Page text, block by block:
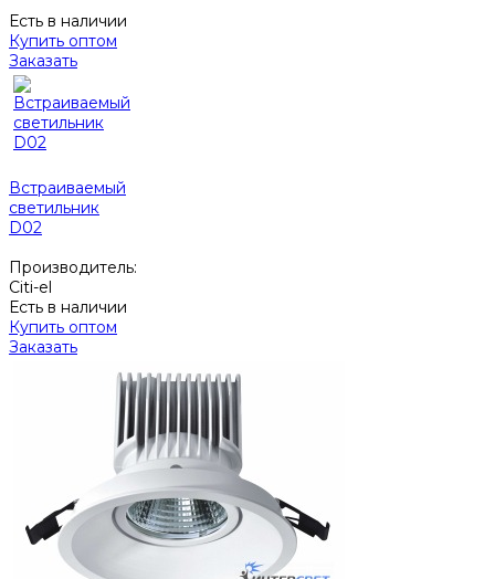
Есть в наличии
Купить оптом
Заказать
Встраиваемый
светильник
D02
Производитель:
Citi-el
Есть в наличии
Купить оптом
Заказать